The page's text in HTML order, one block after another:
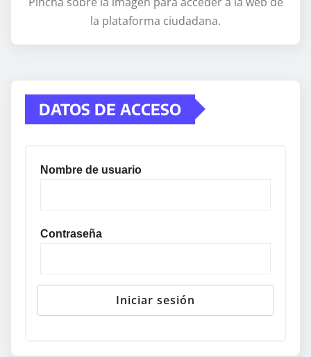
la plataforma ciudadana.
DATOS DE ACCESO
Nombre de usuario
Contraseña